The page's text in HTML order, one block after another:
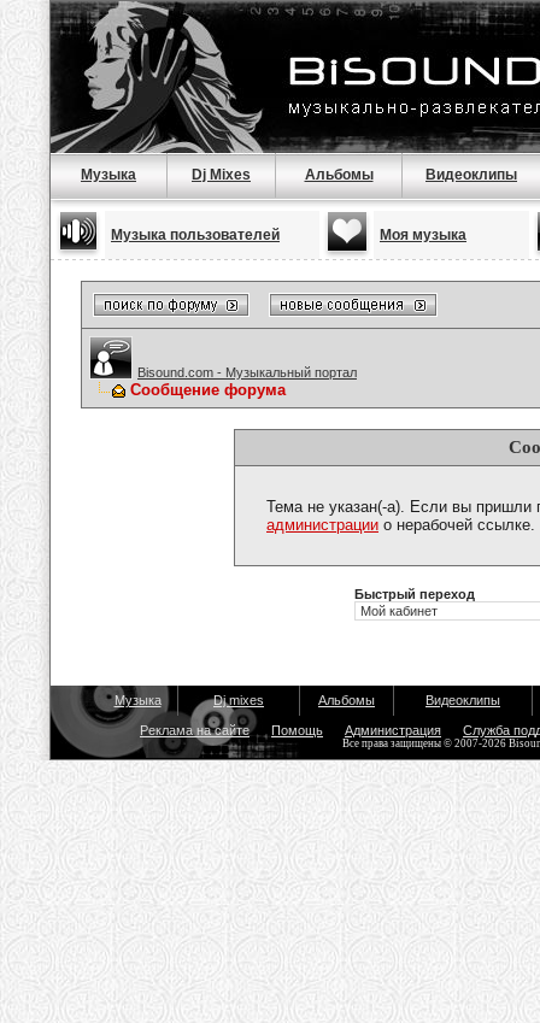
Музыка Dj Mixes Альбомы Видеоклипы
Музыка пользователей Моя музыка
Bisound.com - Музыкальный портал
Сообщение форума
Тема не указан(-а). Если вы пришли
администрации о нерабочей ссылке.
Быстрый переход
Музыка Dj mixes Альбомы Видеоклипы
Реклама на сайте Помощь Администрация Служба
Все права защищены © 2007-2026